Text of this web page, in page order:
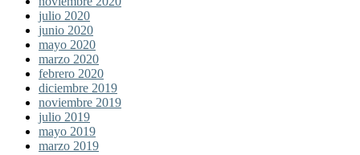
julio 2020
junio 2020
mayo 2020
marzo 2020
febrero 2020
diciembre 2019
noviembre 2019
julio 2019
mayo 2019
marzo 2019